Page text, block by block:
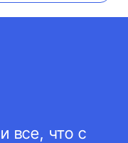
все, что с